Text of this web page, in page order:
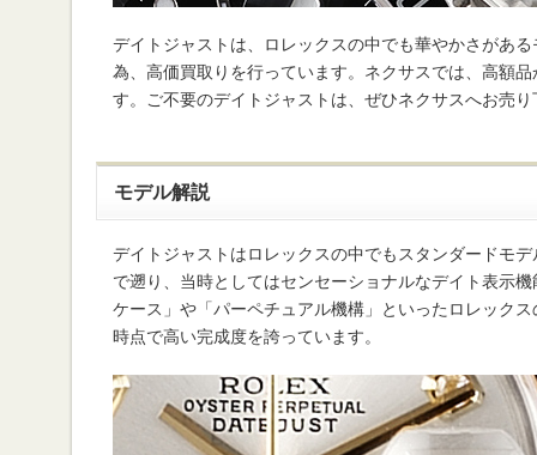
デイトジャストは、ロレックスの中でも華やかさがあ
為、高価買取りを行っています。ネクサスでは、高額
す。ご不要のデイトジャストは、ぜひネクサスへお売り
モデル解説
デイトジャストはロレックスの中でもスタンダードモ
で遡り、当時としてはセンセーショナルなデイト表示
ケース」や「パーペチュアル機構」といったロレック
時点で高い完成度を誇っています。